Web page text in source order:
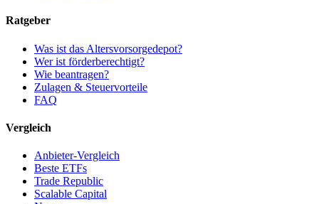
Ratgeber
Was ist das Altersvorsorgedepot?
Wer ist förderberechtigt?
Wie beantragen?
Zulagen & Steuervorteile
FAQ
Vergleich
Anbieter-Vergleich
Beste ETFs
Trade Republic
Scalable Capital